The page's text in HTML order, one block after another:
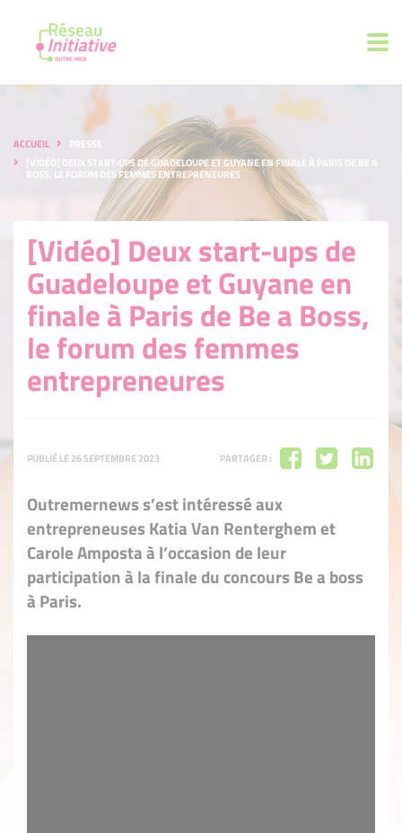
ACCUEIL
PRESSE
[VIDÉO] DEUX START-UPS DE GUADELOUPE ET GUYANE EN FINALE À PARIS DE BE A
BOSS, LE FORUM DES FEMMES ENTREPRENEURES
[Vidéo] Deux start-ups de
Guadeloupe et Guyane en
finale à Paris de Be a Boss,
le forum des femmes
entrepreneures
PUBLIÉ LE 26 SEPTEMBRE 2023 PARTAGER :
Outremernews s’est intéressé aux
entrepreneuses Katia Van Renterghem et
Carole Amposta à l’occasion de leur
participation à la finale du concours Be a boss
à Paris.